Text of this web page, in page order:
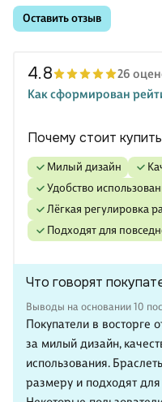
Оставить отзыв
4.8
26
Как сформирован
Почему стоит
милый дизайн
удобство
лёгкая регулировка
подходят для
Что говорят
Выводы на основании 10
Покупатели в восторге
за милый дизайн,
использования.
размеру и подходят